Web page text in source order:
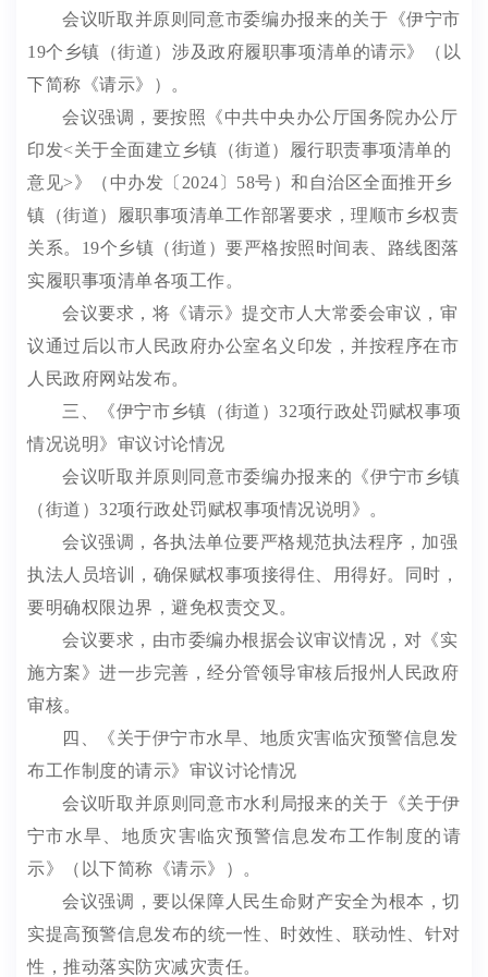
会议听取并原则同意市委编办报来的关于《伊宁市
19个乡镇（街道）涉及政府履职事项清单的请示》（以
下简称《请示》）。
会议强调，要按照《中共中央办公厅国务院办公厅
印发<关于全面建立乡镇（街道）履行职责事项清单的
意见>》（中办发〔 2024 〕 58号）和自治区全面推开乡
镇（街道）履职事项清单工作部署要求，理顺市乡权责
关系。 19个乡镇（街道）要严格按照时间表、路线图落
实履职事项清单各项工作。
会议要求，将《请示》提交市人大常委会审议，审
议通过后以市人民政府办公室名义印发，并按程序在市
人民政府网站发布。
三、
《伊宁市乡镇（街道）32项行政处罚赋权事项
情况说明》 审议讨论情况
会议听取并原则同意市委编办报来的《伊宁市乡镇
（街道） 32项行政处罚赋权事项情况说明》。
会议强调，各执法单位要严格规范执法程序，加强
执法人员培训，确保赋权事项接得住、用得好。同时，
要明确权限边界，避免权责交叉。
会议要求，由市委编办根据会议审议情况，对《实
施方案》进一步完善，经分管领导审核后报州人民政府
审核。
四、
《关于伊宁市水旱、地质灾害临灾预警信息发
布工作制度的请示》 审议讨论情况
会议听取并原则同意市水利局报来的关于《关于伊
宁市水旱、地质灾害临灾预警信息发布工作制度的请
示》（以下简称《请示》）。
会议强调，要以保障人民生命财产安全为根本，切
实提高预警信息发布的统一性、时效性、联动性、针对
性，推动落实防灾减灾责任。